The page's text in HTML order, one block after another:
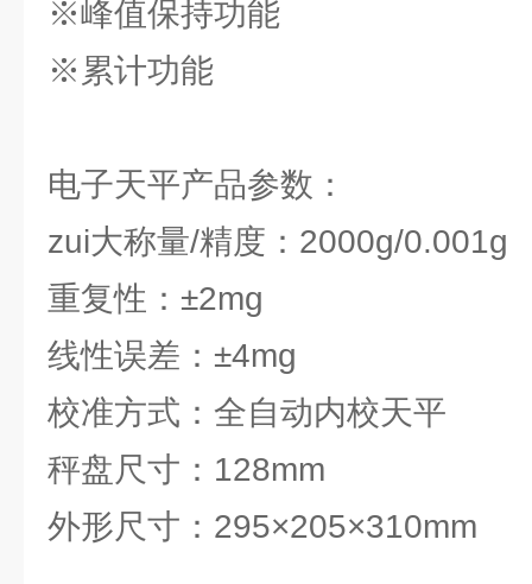
※峰值保持功能
※累计功能
电子天平产品参数：
zui大称量/精度：2000g/0.001g
重复性：±2mg
线性误差：±4mg
校准方式：全自动内校天平
秤盘尺寸：128mm
外形尺寸：295×205×310mm